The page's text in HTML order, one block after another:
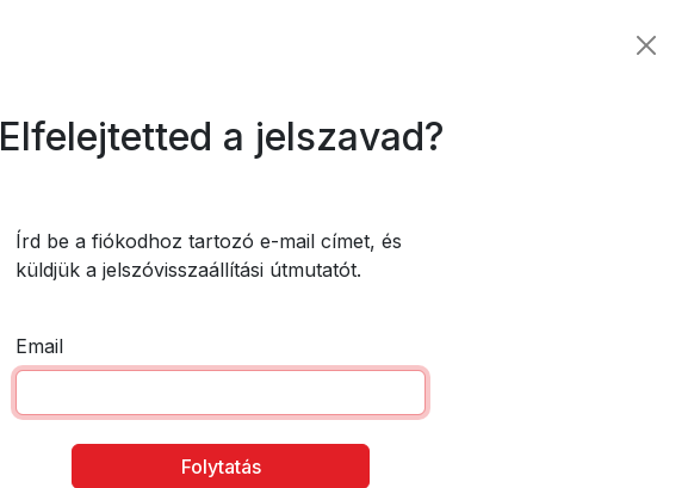
Elfelejtetted a jelszavad?
Írd be a fiókodhoz tartozó e-mail címet, és
küldjük a jelszóvisszaállítási útmutatót.
Email